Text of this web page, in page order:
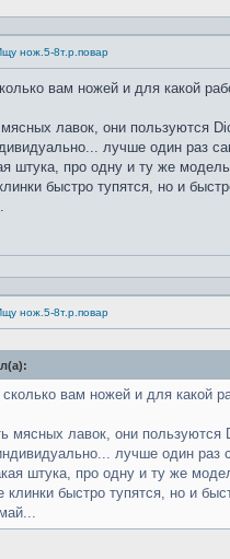
нож.5-8т.р.повар
вам ножей и для какой
лавок, они пользуются
лучше один раз
штука, про одну и ту же
быстро тупятся, но и
нож.5-8т.р.повар
вам ножей и для какой
мясных лавок, они пользуются
лучше один раз
штука, про одну и ту же
клинки быстро тупятся, но и